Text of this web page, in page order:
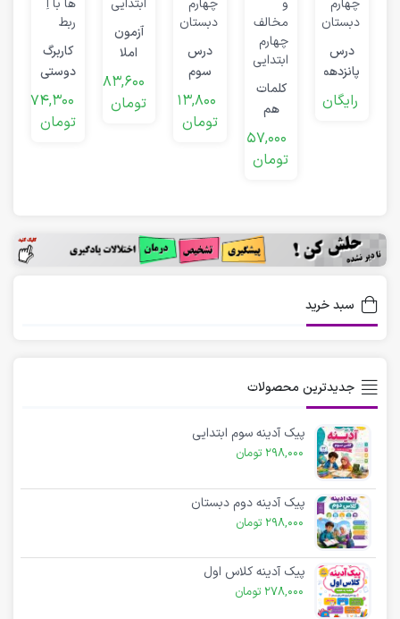
درس
پانزدهم
فارسی
چهارم
رایگان
کلمات
هم
معنی
مخالف
57,000
تومان
درس
سوم
فارسی
چهارم
دبستان
13,800
تومان
آزمون
املا
پنجم
ابتدایی
83,600
تومان
کاربرگ
دوستی
کلمه
ها با اِ
ربط
74,300
تومان
سبد خرید
جدیدترین محصولات
پیک آدینه سوم ابتدایی
298,000 تومان
پیک آدینه دوم دبستان
298,000 تومان
پیک آدینه کلاس اول
278,000 تومان